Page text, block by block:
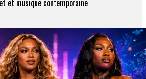
et musique contemporaine